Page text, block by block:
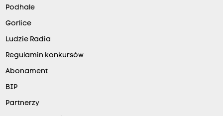
Podhale
Gorlice
Ludzie Radia
Regulamin konkursów
Abonament
BIP
Partnerzy